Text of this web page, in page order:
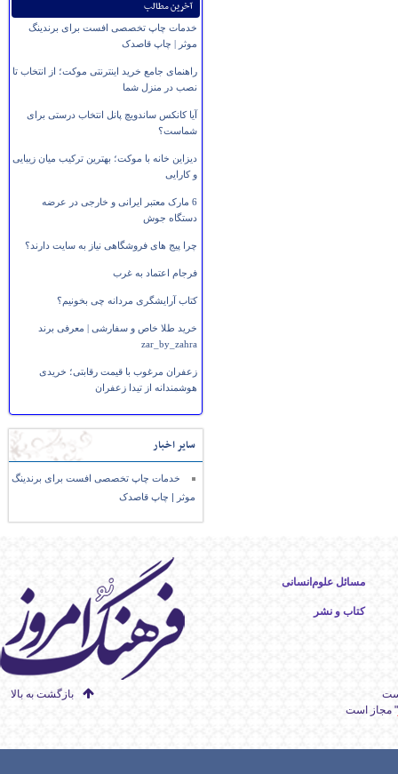
آخرین مطالب
خدمات چاپ تخصصی افست برای برندینگ
موثر | چاپ قاصدک
راهنمای جامع خرید اینترنتی موکت؛ از انتخاب تا
نصب در منزل شما
آیا کانکس ساندویچ پانل انتخاب درستی برای
شماست؟
دیزاین خانه با موکت؛ بهترین ترکیب میان زیبایی
و کارایی
6 مارک معتبر ایرانی و خارجی در عرضه
دستگاه جوش
چرا پیج های فروشگاهی نیاز به سایت دارند؟
فرجام اعتماد به غرب
کتاب آرایشگری مردانه چی بخونیم؟
خرید طلا خاص و سفارشی | معرفی برند
zar_by_zahra
زعفران مرغوب با قیمت رقابتی؛ خریدی
هوشمندانه از تیدا زعفران
سایر اخبار
خدمات چاپ تخصصی افست برای برندینگ
موثر | چاپ قاصدک
مسائل علوم‌انسانی
کتاب و نشر
بازگشت به بالا
" مجاز است